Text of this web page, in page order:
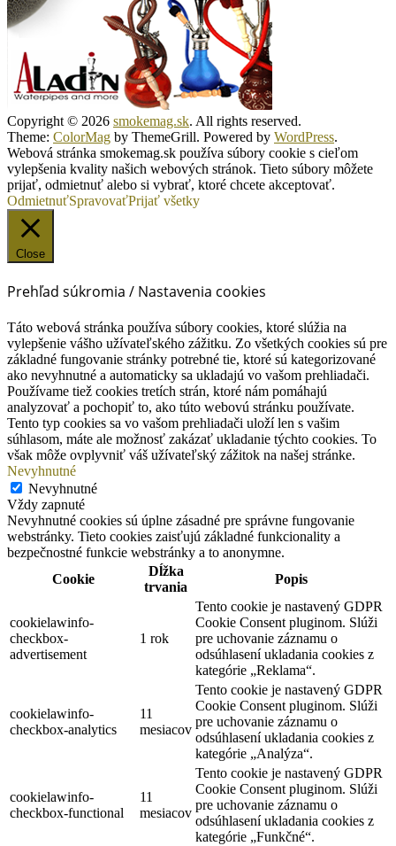
Copyright © 2026 smokemag.sk. All rights reserved.
Theme: ColorMag by ThemeGrill. Powered by WordPress.
Webová stránka smokemag.sk používa súbory cookie s cieľom
vylepšenia kvality našich webových stránok. Tieto súbory môžete
prijať, odmietnuť alebo si vybrať, ktoré chcete akceptovať.
OdmietnuťSpravovaťPrijať všetky
Close
Prehľad súkromia / Nastavenia cookies
Táto webová stránka používa súbory cookies, ktoré slúžia na
vylepšenie vášho užívateľského zážitku. Zo všetkých cookies sú pre
základné fungovanie stránky potrebné tie, ktoré sú kategorizované
ako nevyhnutné a automaticky sa ukladajú vo vašom prehliadači.
Používame tiež cookies tretích strán, ktoré nám pomáhajú
analyzovať a pochopiť to, ako túto webovú stránku používate.
Tento typ cookies sa vo vašom prehliadači uloží len s vašim
súhlasom, máte ale možnosť zakázať ukladanie týchto cookies. To
však môže ovplyvniť váš užívateľský zážitok na našej stránke.
Nevyhnutné
Nevyhnutné
Vždy zapnuté
Nevyhnutné cookies sú úplne zásadné pre správne fungovanie
webstránky. Tieto cookies zaisťujú základné funkcionality a
bezpečnostné funkcie webstránky a to anonymne.
Cookie
Dĺžka
trvania
Popis
cookielawinfo-
checkbox-
advertisement
1 rok
Tento cookie je nastavený GDPR
Cookie Consent pluginom. Slúži
pre uchovanie záznamu o
odsúhlasení ukladania cookies z
kategórie „Reklama“.
cookielawinfo-
checkbox-analytics
11
mesiacov
Tento cookie je nastavený GDPR
Cookie Consent pluginom. Slúži
pre uchovanie záznamu o
odsúhlasení ukladania cookies z
kategórie „Analýza“.
cookielawinfo-
checkbox-functional
11
mesiacov
Tento cookie je nastavený GDPR
Cookie Consent pluginom. Slúži
pre uchovanie záznamu o
odsúhlasení ukladania cookies z
kategórie „Funkčné“.